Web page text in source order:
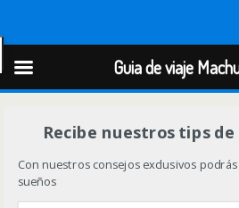
Guia de viaje
Recibe nuestros tips
Con nuestros consejos exclusivos
sueños
Guia de viaje